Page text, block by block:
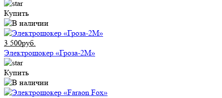
Купить
3 500руб.
Электрошокер «Гроза-2М»
Купить